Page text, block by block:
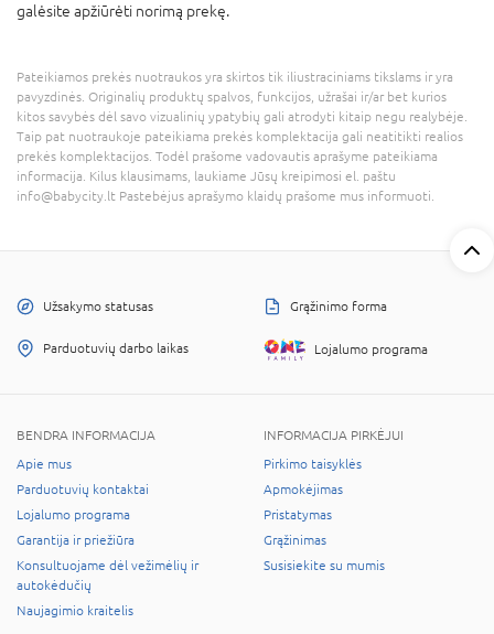
galėsite apžiūrėti norimą prekę.
Pateikiamos prekės nuotraukos yra skirtos tik iliustraciniams tikslams ir yra
pavyzdinės. Originalių produktų spalvos, funkcijos, užrašai ir/ar bet kurios
kitos savybės dėl savo vizualinių ypatybių gali atrodyti kitaip negu realybėje.
Taip pat nuotraukoje pateikiama prekės komplektacija gali neatitikti realios
prekės komplektacijos. Todėl prašome vadovautis aprašyme pateikiama
informacija. Kilus klausimams, laukiame Jūsų kreipimosi el. paštu
info@babycity.lt Pastebėjus aprašymo klaidų prašome mus informuoti.
Užsakymo statusas Grąžinimo forma
Parduotuvių darbo laikas Lojalumo programa
BENDRA INFORMACIJA
Apie mus
Parduotuvių kontaktai
Lojalumo programa
Garantija ir priežiūra
Konsultuojame dėl vežimėlių ir
autokėdučių
Naujagimio kraitelis
INFORMACIJA PIRKĖJUI
Pirkimo taisyklės
Apmokėjimas
Pristatymas
Grąžinimas
Susisiekite su mumis